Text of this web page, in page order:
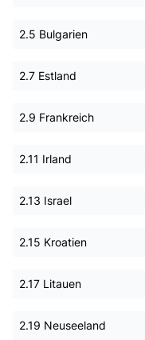
2.5 Bulgarien
2.7 Estland
2.9 Frankreich
2.11 Irland
2.13 Israel
2.15 Kroatien
2.17 Litauen
2.19 Neuseeland